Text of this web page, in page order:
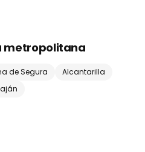
metropolitana
de Segura
Alcantarilla